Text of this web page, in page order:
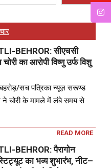
BEHROR: सीएचसी
चोरी का आरोपी विष्णु उर्फ विशु
सच पत्रिका न्यूज़ सरूण्ड
ने चोरी के मामले में लंबे समय से
READ MORE
BEHROR: पैरागोन
का भव्य शुभारंभ, नीट–